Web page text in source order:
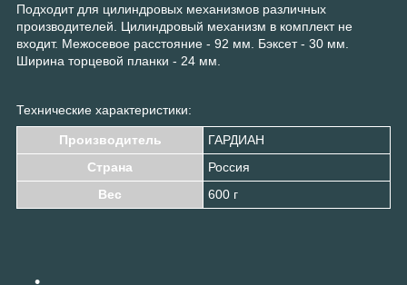
Подходит для цилиндровых механизмов различных
производителей. Цилиндровый механизм в комплект не
входит. Межосевое расстояние - 92 мм. Бэксет - 30 мм.
Ширина торцевой планки - 24 мм.
Технические характеристики:
Производитель
ГАРДИАН
Страна
Россия
Вес
600 г